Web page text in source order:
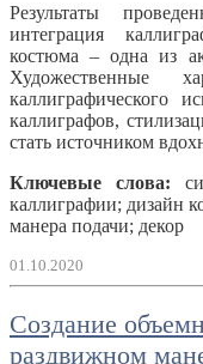
Результаты
интеграция
костюма – одна из
Художественные
каллиграфического
каллиграфов,
стать источником
Ключевые слова:
каллиграфии; дизайн
манера подачи; декор
01.10.2020
Создание
раздвижном